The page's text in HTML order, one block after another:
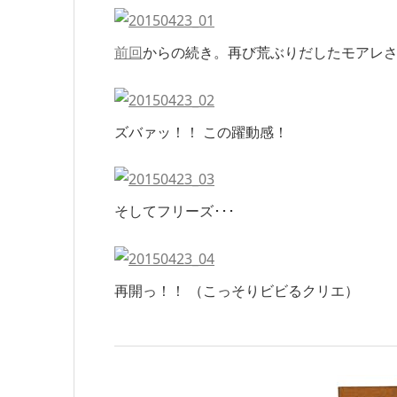
前回からの続き。再び荒ぶりだしたモアレ
ズバァッ！！ この躍動感！
そしてフリーズ･･･
再開っ！！ （こっそりビビるクリエ）